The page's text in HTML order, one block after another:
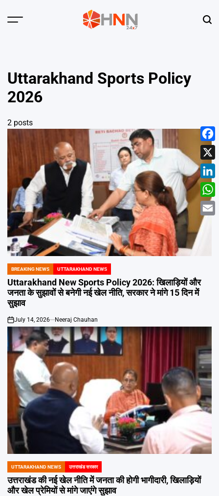
Menu
Uttarakhand Sports Policy
2026
2 posts
POSTED
IN
BREAKING NEWS UTTARAKHAND NEWS
Uttarakhand New Sports Policy 2026: खिलाड़ियों और
जनता के सुझावों से बनेगी नई खेल नीति, सरकार ने मांगे 15 दिन में
सुझाव
on
July 14, 2026 Neeraj Chauhan
POSTED
IN
UTTARAKHAND NEWS उत्तराखंड सरकार
उत्तराखंड की नई खेल नीति में जनता की होगी भागीदारी, खिलाड़ियों
और खेल प्रेमियों से मांगे जाएंगे सुझाव
X